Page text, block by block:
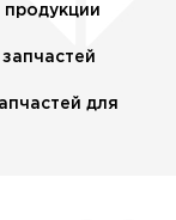
продукции
для